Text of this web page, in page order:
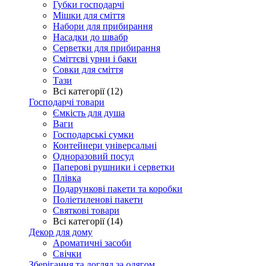
Губки господарчі
Мішки для сміття
Набори для прибирання
Насадки до швабр
Серветки для прибирання
Сміттєві урни і баки
Совки для сміття
Тази
Всі категорії (12)
Господарчі товари
Ємкість для душа
Ваги
Господарські сумки
Контейнери універсальні
Одноразовий посуд
Паперові рушники і серветки
Плівка
Подарункові пакети та коробки
Поліетиленові пакети
Святкові товари
Всі категорії (14)
Декор для дому
Ароматичні засоби
Свічки